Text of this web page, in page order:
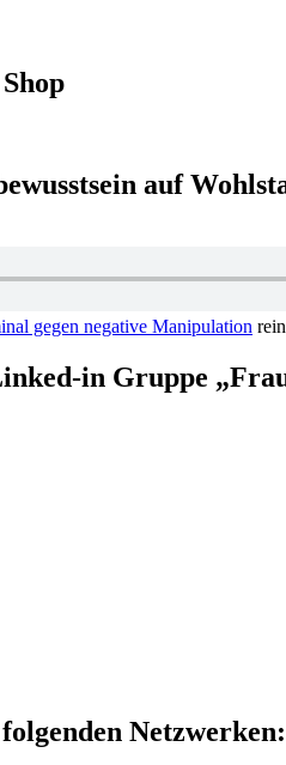
auf
gegen negative Manipulation
in Gruppe
Netzwerken: